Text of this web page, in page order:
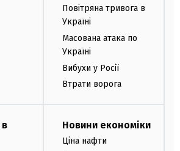
Повітряна тривога в
Україні
Масована атака по
Україні
Вибухи у Росії
Втрати ворога
в
Новини економіки
Ціна нафти